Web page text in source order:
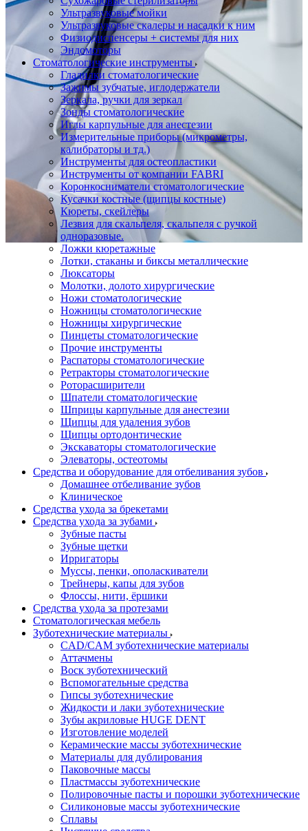
Ультразвуковые мойки
Ультразвуковые скалеры и насадки к ним
Физиодиспенсеры + системы для них
Эндомоторы
Стоматологические инструменты
Гладилки стоматологические
Зажимы зубчатые, иглодержатели
Зеркала, ручки для зеркал
Зонды стоматологические
Иглы карпульные для анестезии
Измерительные приборы (микрометры,
калибраторы и тд.)
Инструменты для остеопластики
Инструменты от компании FABRI
Коронкосниматели стоматологические
Кусачки костные (щипцы костные)
Кюреты, скейлеры
Лезвия для скальпеля, скальпеля с ручкой
одноразовые.
Ложки кюретажные
Лотки, стаканы и биксы металлические
Люксаторы
Молотки, долото хирургические
Ножи стоматологические
Ножницы стоматологические
Ножницы хирургические
Пинцеты стоматологические
Прочие инструменты
Распаторы стоматологические
Ретракторы стоматологические
Роторасширители
Шпатели стоматологические
Шприцы карпульные для анестезии
Щипцы для удаления зубов
Щипцы ортодонтические
Экскаваторы стоматологические
Элеваторы, остеотомы
Средства и оборудование для отбеливания зубов
Домашнее отбеливание зубов
Клиническое
Средства ухода за брекетами
Средства ухода за зубами
Зубные пасты
Зубные щетки
Ирригаторы
Муссы, пенки, ополаскиватели
Трейнеры, капы для зубов
Флоссы, нити, ёршики
Средства ухода за протезами
Стоматологическая мебель
Зуботехнические материалы
CAD/CAM зуботехнические материалы
Аттачмены
Воск зуботехнический
Вспомогательные средства
Гипсы зуботехнические
Жидкости и лаки зуботехнические
Зубы акриловые HUGE DENT
Изготовление моделей
Керамические массы зуботехнические
Материалы для дублирования
Паковочные массы
Пластмассы зуботехнические
Полировочные пасты и порошки зуботехнические
Силиконовые массы зуботехнические
Сплавы